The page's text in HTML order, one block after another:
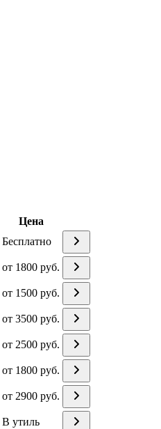
Цена
Бесплатно
от 1800 руб.
от 1500 руб.
от 3500 руб.
от 2500 руб.
от 1800 руб.
от 2900 руб.
В утиль